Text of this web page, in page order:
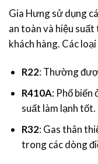
Gia Hưng sử dụng
an toàn và hiệu
khách hàng. Các
R22: Thường
R410A: Phổ biến
suất làm lạnh tốt.
R32: Gas thân
trong các dòng